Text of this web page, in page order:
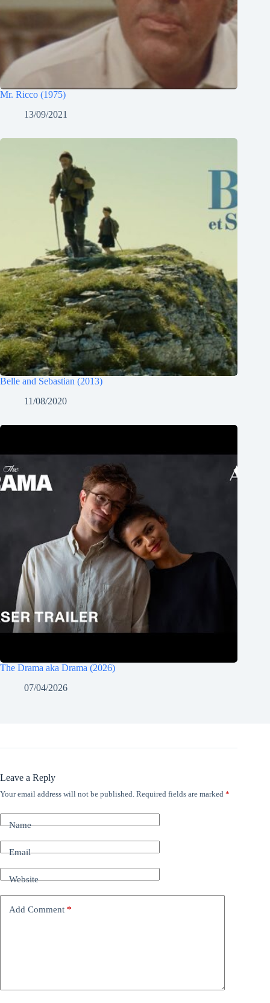
Mr. Ricco (1975)
13/09/2021
Belle and Sebastian (2013)
11/08/2020
The Drama aka Drama (2026)
07/04/2026
Leave a Reply
Your email address will not be published. Required fields are marked *
Name
Email
Website
Add Comment *